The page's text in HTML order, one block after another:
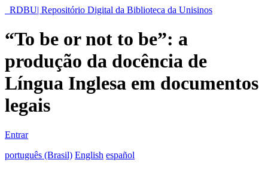
RDBU| Repositório Digital da Biblioteca da Unisinos
“To be or not to be”: a
produção da docência de
Língua Inglesa em documentos
legais
Entrar
português (Brasil) English español